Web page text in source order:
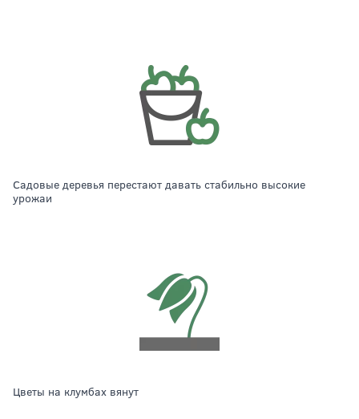
садовые деревья перестают давать стабильно высокие
урожаи
цветы на клумбах вянут